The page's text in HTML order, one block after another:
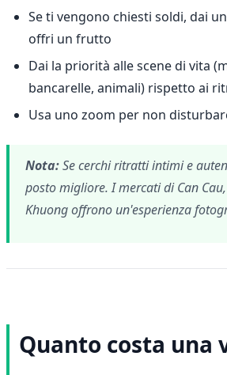
Se ti vengono chiesti soldi, dai
offri un frutto
Dai la priorità alle scene di vita
bancarelle, animali) rispetto ai
Usa uno zoom per non
Nota:Se cerchi ritratti intimi e
posto migliore. I mercati di Can
Khuong offrono un'esperienza
Quanto costa una